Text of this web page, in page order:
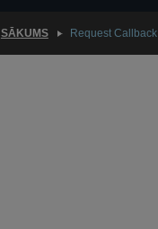
SĀKUMS Request Callback